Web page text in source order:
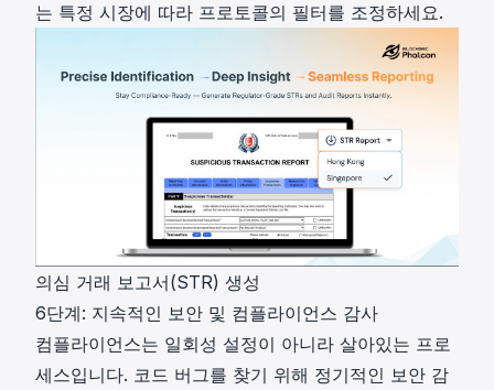
는 특정 시장에 따라 프로토콜의 필터를 조정하세요.
의심 거래 보고서(STR) 생성
6단계: 지속적인 보안 및 컴플라이언스 감사
컴플라이언스는 일회성 설정이 아니라 살아있는 프로
세스입니다. 코드 버그를 찾기 위해 정기적인 보안 감